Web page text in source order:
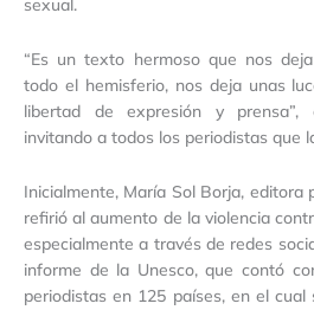
sexual.
“Es un texto hermoso que nos
todo el hemisferio, nos deja unas
libertad de expresión y prensa”,
invitando a todos los periodistas que
Inicialmente, María Sol Borja, editora
refirió al aumento de la violencia
especialmente a través de redes
informe de la Unesco, que contó
periodistas en 125 países, en el